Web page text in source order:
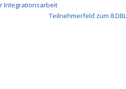
Integrationsarbeit
Teilnehmerfeld zum